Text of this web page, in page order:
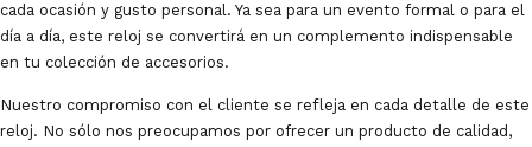
cada ocasión y gusto personal. Ya sea para un evento formal o para el
día a día, este reloj se convertirá en un complemento indispensable
en tu colección de accesorios.
Nuestro compromiso con el cliente se refleja en cada detalle de este
reloj. No sólo nos preocupamos por ofrecer un producto de calidad,